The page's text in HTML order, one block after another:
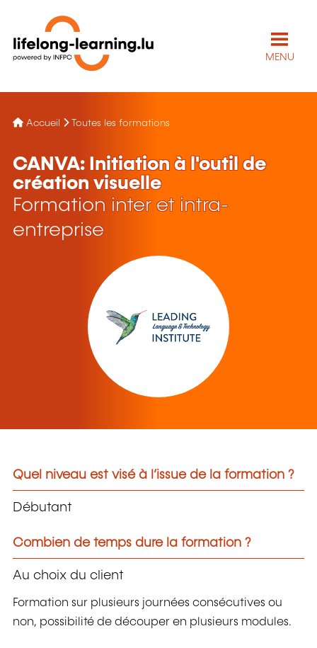
MENU
Accueil Toutes les formations
CANVA: Initiation à l'outil de
création visuelle
Formation inter et intra-
entreprise
Quel niveau est visé à l’issue de la formation ?
Débutant
Combien de temps dure la formation ?
Au choix du client
Formation sur plusieurs journées consécutives ou
non, possibilité de découper en plusieurs modules.